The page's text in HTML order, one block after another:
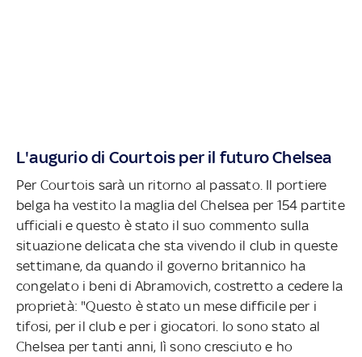
L'augurio di Courtois per il futuro Chelsea
Per Courtois sarà un ritorno al passato. Il portiere
belga ha vestito la maglia del Chelsea per 154 partite
ufficiali e questo è stato il suo commento sulla
situazione delicata che sta vivendo il club in queste
settimane, da quando il governo britannico ha
congelato i beni di Abramovich, costretto a cedere la
proprietà: "Questo è stato un mese difficile per i
tifosi, per il club e per i giocatori. Io sono stato al
Chelsea per tanti anni, lì sono cresciuto e ho